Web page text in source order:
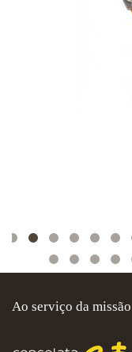
Ao serviço da missão